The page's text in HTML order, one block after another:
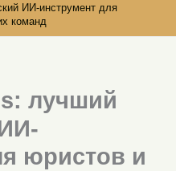
ИИ-инструмент для
команд
лучший
юристов и